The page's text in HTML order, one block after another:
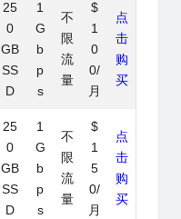
25
0
GB
SS
D
1
G
b
p
s
不
限
流
量
$
1
0
0/
月
点
击
购
买
25
0
GB
SS
D
1
G
b
p
s
不
限
流
量
$
1
5
0/
月
点
击
购
买